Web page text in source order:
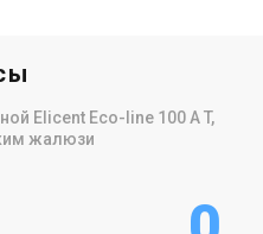
Elicent Eco-line 100 A T,
жалюзи